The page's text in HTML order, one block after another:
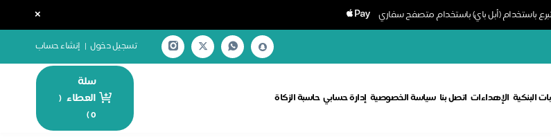
باستخدام (أبل باي) باستخدام متصفح سفاري ×
تسجيل دخول | إنشاء حساب
البنكية الإهداءات اتصل بنا سياسة الخصوصية إدارة حسابي حاسبة الزكاة
سلة
العطاء (
0
)